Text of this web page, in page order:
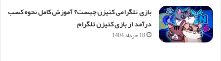
بازی تلگرامی کتیزن چیست؟ آموزش کامل نحوه کسب
درآمد از بازی کتیزن تلگرام
18 خرداد 1404